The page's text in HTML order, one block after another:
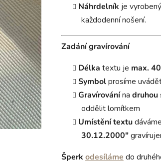
Náhrdelník je
každodenní nošení.
Zadání gravírování
Délka textu je max.
Symbolprosíme
Gravírovánína druhou
oddělit lomítkem
Umístění textu
30.12.2000"
Šperk odesíláme do